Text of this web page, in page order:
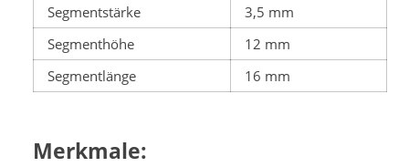
Segmentstärke
3,5 mm
Segmenthöhe
12 mm
Segmentlänge
16 mm
Merkmale: